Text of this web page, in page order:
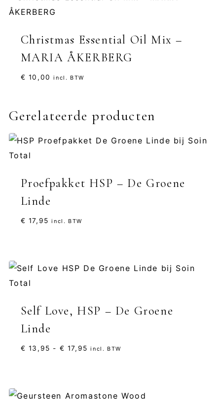
Christmas Essential Oil Mix –
MARIA ÅKERBERG
€ 10,00 incl. BTW
Gerelateerde producten
Proefpakket HSP – De Groene
Linde
€ 17,95 incl. BTW
Self Love, HSP – De Groene
Linde
€ 13,95 - € 17,95 Prijsklasse:
incl. BTW